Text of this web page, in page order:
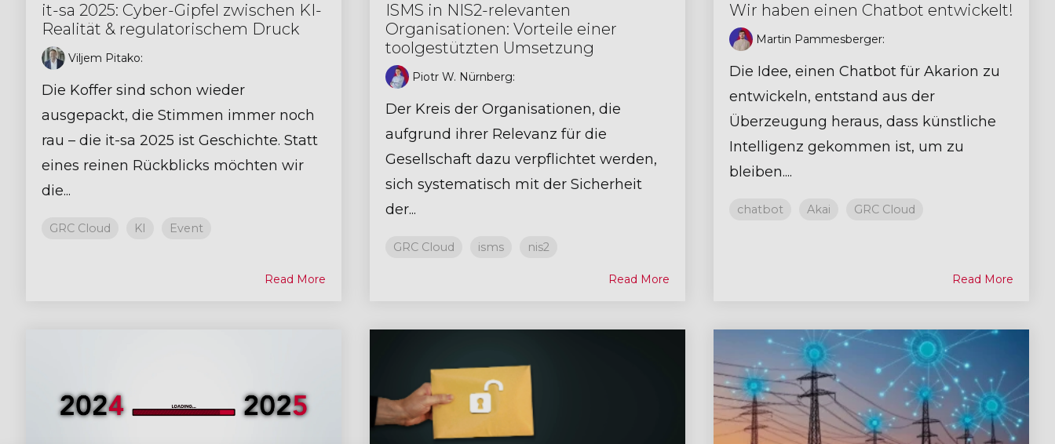
it-sa 2025: Cyber-Gipfel zwischen KI-
Realität & regulatorischem Druck
Viljem Pitako:
Die Koffer sind schon wieder
ausgepackt, die Stimmen immer noch
rau – die it-sa 2025 ist Geschichte. Statt
eines reinen Rückblicks möchten wir
die...
GRC Cloud KI Event
Read More
ISMS in NIS2-relevanten
Organisationen: Vorteile einer
toolgestützten Umsetzung
Piotr W. Nürnberg:
Der Kreis der Organisationen, die
aufgrund ihrer Relevanz für die
Gesellschaft dazu verpflichtet werden,
sich systematisch mit der Sicherheit
der...
GRC Cloud isms nis2
Read More
Wir haben einen Chatbot entwickelt!
Martin Pammesberger:
Die Idee, einen Chatbot für Akarion zu
entwickeln, entstand aus der
Überzeugung heraus, dass künstliche
Intelligenz gekommen ist, um zu
bleiben....
chatbot Akai GRC Cloud
Read More